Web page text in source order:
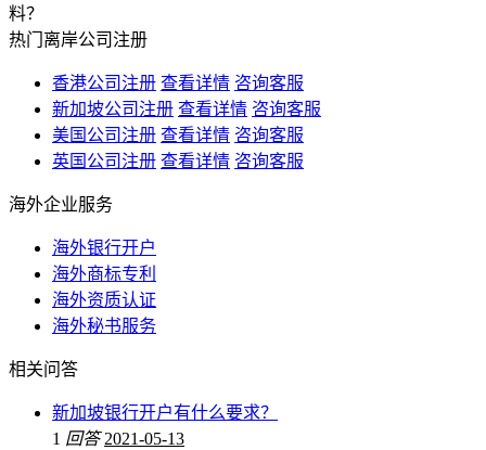
料？
热门离岸公司注册
香港公司注册 查看详情 咨询客服
新加坡公司注册 查看详情 咨询客服
美国公司注册 查看详情 咨询客服
英国公司注册 查看详情 咨询客服
海外企业服务
海外银行开户
海外商标专利
海外资质认证
海外秘书服务
相关问答
新加坡银行开户有什么要求？
1 回答 2021-05-13